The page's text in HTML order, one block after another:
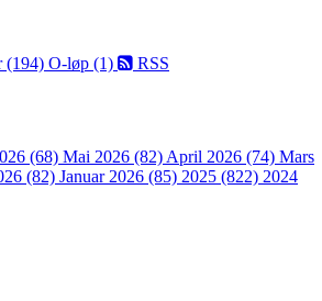
(194) O-løp (1) RSS
(68) Mai 2026 (82) April 2026 (74) Mars
(82) Januar 2026 (85) 2025 (822) 2024